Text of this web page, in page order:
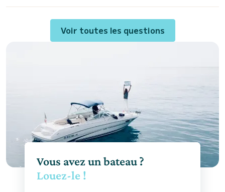
Voir toutes les questions
Vous avez un bateau ?
Louez-le !